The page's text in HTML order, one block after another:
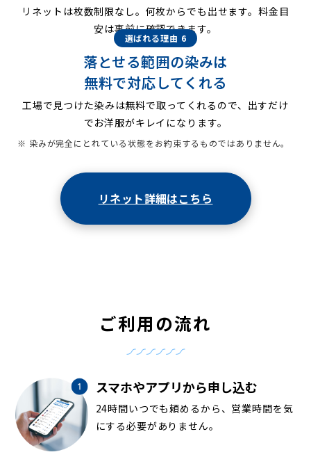
リネットは枚数制限なし。何枚からでも出せます。料金目
安は事前に確認できます。
選ばれる理由 6
落とせる範囲の染みは
無料で対応してくれる
工場で見つけた染みは無料で取ってくれるので、出すだけ
でお洋服がキレイになります。
※ 染みが完全にとれている状態をお約束するものではありません。
リネット詳細はこちら
ご利用の流れ
スマホやアプリから申し込む
24時間いつでも頼めるから、営業時間を気
にする必要がありません。